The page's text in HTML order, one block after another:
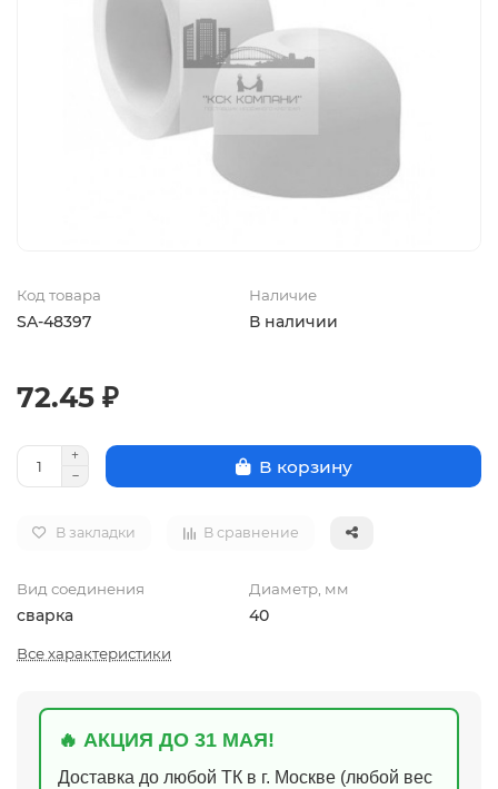
Код товара
SA-48397
Наличие
В наличии
72.45 ₽
В корзину
В закладки В сравнение
Вид соединения
сварка
Диаметр, мм
40
Все характеристики
🔥 АКЦИЯ ДО 31 МАЯ!
Доставка до любой ТК в г. Москве (любой вес